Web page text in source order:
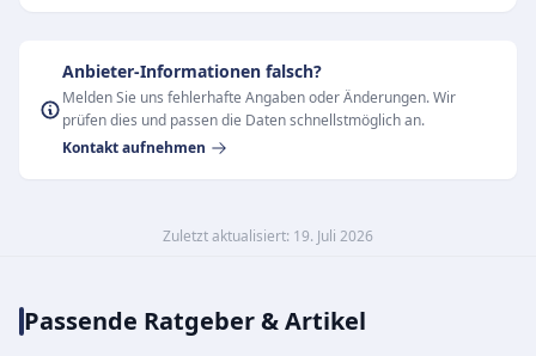
Anbieter-Informationen falsch?
Melden Sie uns fehlerhafte Angaben oder Änderungen. Wir
prüfen dies und passen die Daten schnellstmöglich an.
Kontakt aufnehmen
Zuletzt aktualisiert: 19. Juli 2026
Passende Ratgeber & Artikel